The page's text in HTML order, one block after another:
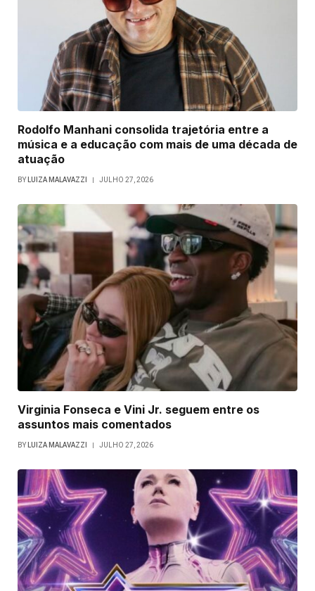
Rodolfo Manhani consolida trajetória entre a
música e a educação com mais de uma década de
atuação
BY LUIZA MALAVAZZI JULHO 27, 2026
Virginia Fonseca e Vini Jr. seguem entre os
assuntos mais comentados
BY LUIZA MALAVAZZI JULHO 27, 2026